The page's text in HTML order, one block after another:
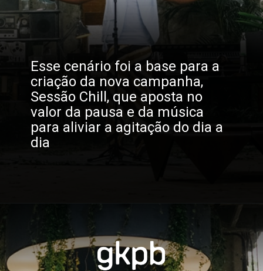
Esse cenário foi a base para a
criação da nova campanha,
Sessão Chill, que aposta no
valor da pausa e da música
para aliviar a agitação do dia a
dia